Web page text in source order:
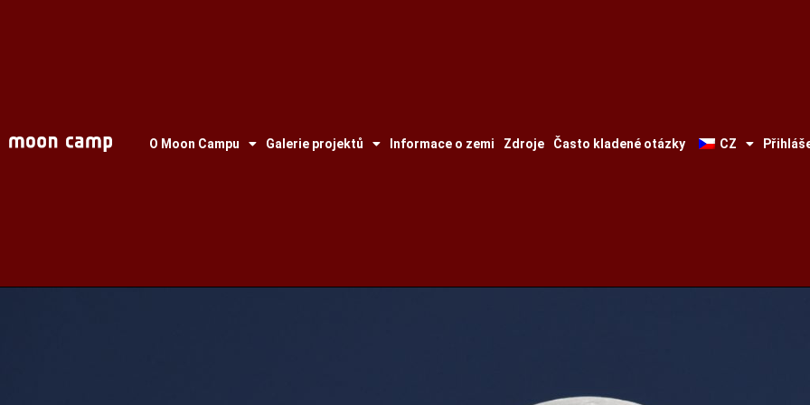
O Moon Campu Galerie projektů Informace o zemi Zdroje Často kladené otázky CZ